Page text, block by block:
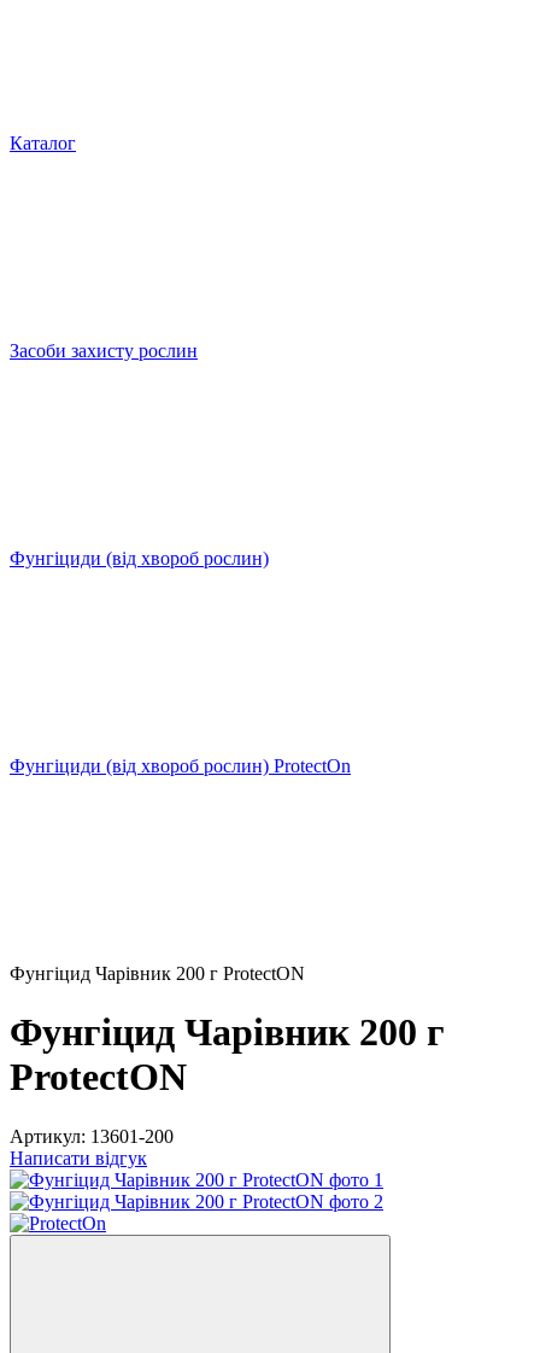
Каталог
Засоби захисту рослин
Фунгіциди (від хвороб рослин)
Фунгіциди (від хвороб рослин) ProtectOn
Фунгіцид Чарівник 200 г ProtectON
Фунгіцид Чарівник 200 г
ProtectON
Артикул: 13601-200
Написати відгук